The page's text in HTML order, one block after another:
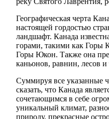
Географическая черта
настоящей гордостью
ландшафт. Канада
горами, такими как Горы
Горы Юкон. Также она
каньонов, равнин, лесов и
Суммируя все указанные
сказать, что Канада
сочетающимся в себе
уникальный климат,
природу, прекрасные